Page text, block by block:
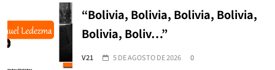
“Bolivia, Bolivia, Bolivia, Bolivia,
Bolivia, Boliv…”
V21 5 DE AGOSTO DE 2026 0